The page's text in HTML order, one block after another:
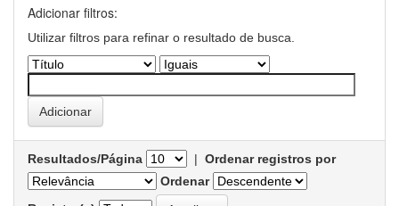
Adicionar filtros:
Utilizar filtros para refinar o resultado de busca.
Resultados/Página | Ordenar registros por
Ordenar